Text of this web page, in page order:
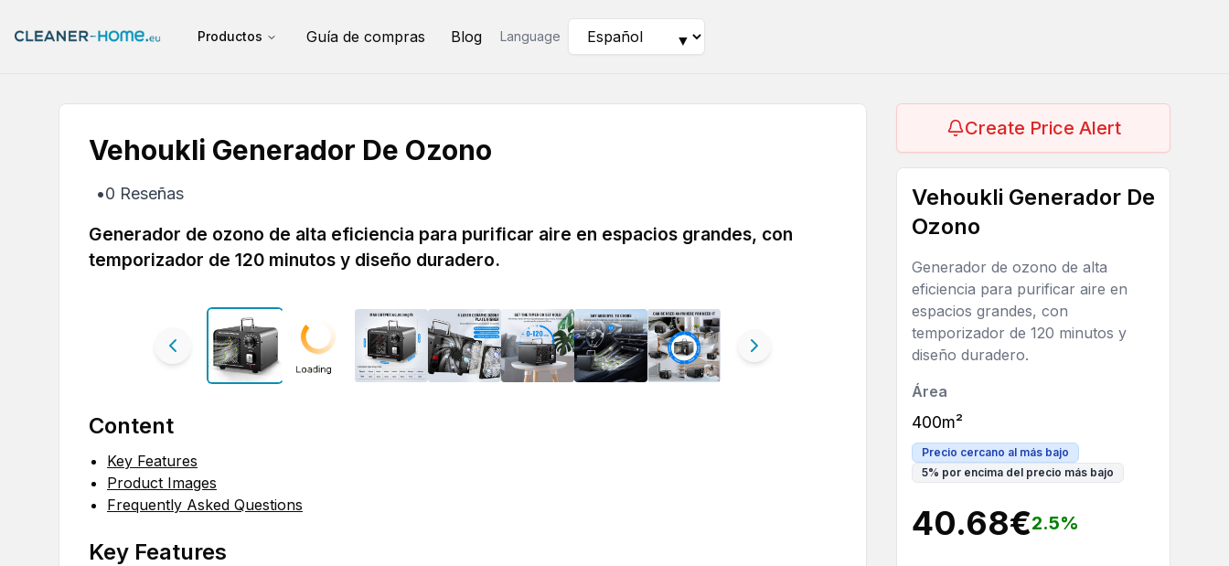
Productos Guía de compras Blog Language ▼
Vehoukli Generador De Ozono
•0 Reseñas
Generador de ozono de alta eficiencia para purificar aire en espacios grandes, con
temporizador de 120 minutos y diseño duradero.
Content
Key Features
Product Images
Frequently Asked Questions
Key Features
Create Price Alert
Vehoukli Generador De
Ozono
Generador de ozono de alta
eficiencia para purificar aire en
espacios grandes, con
temporizador de 120 minutos y
diseño duradero.
Área
400m²
Precio cercano al más bajo
5% por encima del precio más bajo
40.68€2.5%